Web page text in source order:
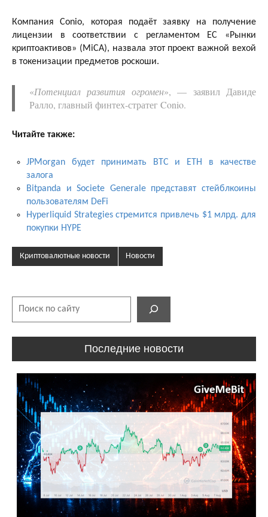
Компания Conio, которая подаёт заявку на получение
лицензии в соответствии с регламентом ЕС «Рынки
криптоактивов» (MiCA), назвала этот проект важной вехой
в токенизации предметов роскоши.
«Потенциал развития огромен», — заявил Давиде
Ралло, главный финтех-стратег Conio.
Читайте также:
JPMorgan будет принимать BTC и ETH в качестве
залога
Bitpanda и Societe Generale представят стейблкоины
пользователям DeFi
Hyperliquid Strategies стремится привлечь $1 млрд. для
покупки HYPE
Криптовалютные новости Новости
Последние новости